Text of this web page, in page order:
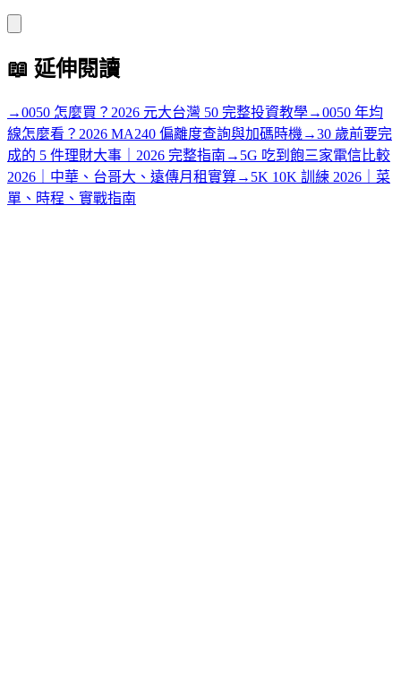
📖 延伸閱讀
→0050 怎麼買？2026 元大台灣 50 完整投資教學→0050 年均
線怎麼看？2026 MA240 偏離度查詢與加碼時機 →30 歲前要完
成的 5 件理財大事｜2026 完整指南 → 5G 吃到飽三家電信比較
2026｜中華、台哥大、遠傳月租實算→ 5K 10K 訓練 2026｜菜
單、時程、實戰指南